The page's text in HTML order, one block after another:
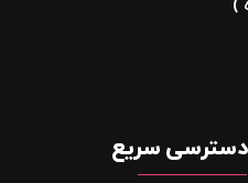
دسترسی سریع